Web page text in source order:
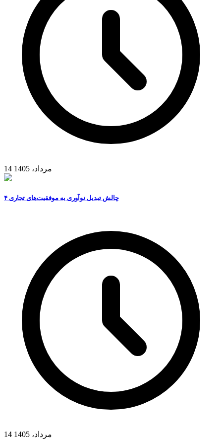
14 مرداد، 1405
۴ چالش تبدیل نوآوری به موفقیت‌های تجاری
14 مرداد، 1405